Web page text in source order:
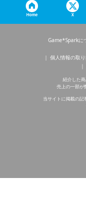
Home X
Game*Sparkに
個人情報の取
紹介した
売上の一部が
当サイトに掲載の記